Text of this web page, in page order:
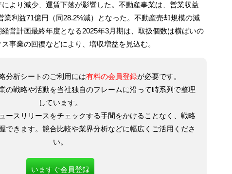
より減少、運賃下落が影響した。不動産事業は、営業収益
業利益71億円（同28.2%減）となった。不動産売却規模の減
営計画最終年度となる2025年3月期は、取扱個数は横ばいの
事業の回復などにより、増収増益を見込む。
分析シートのご利用には有料の会員登録が必要です。
の戦略や活動を当社独自のフレームに沿って時系列で整理
しています。
ースリリースをチェックする手間をかけることなく、戦略
できます。競合比較や業界分析などに幅広くご活用くださ
い。
いますぐ会員登録